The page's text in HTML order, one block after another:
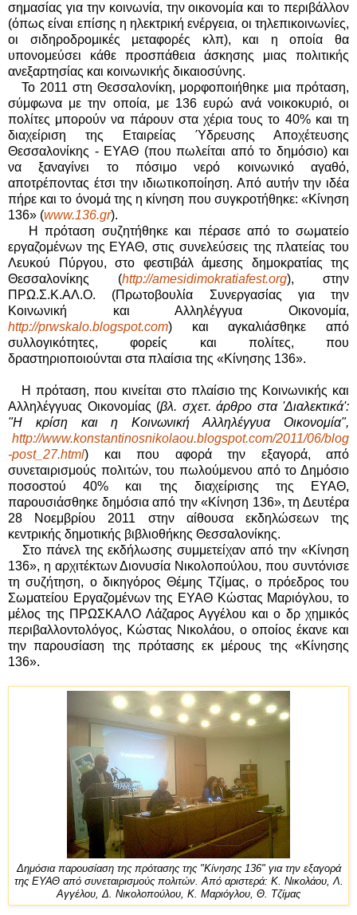
σημασίας για την κοινωνία, την οικονομία και το περιβάλλον
(όπως είναι επίσης η ηλεκτρική ενέργεια, οι τηλεπικοινωνίες,
οι σιδηροδρομικές μεταφορές κλπ), και η οποία θα
υπονομεύσει κάθε προσπάθεια άσκησης μιας πολιτικής
ανεξαρτησίας και κοινωνικής δικαιοσύνης.
Το 2011 στη Θεσσαλονίκη, μορφοποιήθηκε μια πρόταση,
σύμφωνα με την οποία, με 136 ευρώ ανά νοικοκυριό, οι
πολίτες μπορούν να πάρουν στα χέρια τους το 40% και τη
διαχείριση της Εταιρείας Ύδρευσης Αποχέτευσης
Θεσσαλονίκης - ΕΥΑΘ (που πωλείται από το δημόσιο) και
να ξαναγίνει το πόσιμο νερό κοινωνικό αγαθό,
αποτρέποντας έτσι την ιδιωτικοποίηση. Από αυτήν την ιδέα
πήρε και το όνομά της η κίνηση που συγκροτήθηκε: «Κίνηση
136» (www.136.gr).
Η πρόταση συζητήθηκε και πέρασε από το σωματείο
εργαζομένων της ΕΥΑΘ, στις συνελεύσεις της πλατείας του
Λευκού Πύργου, στο φεστιβάλ άμεσης δημοκρατίας της
Θεσσαλονίκης (http://amesidimokratiafest.org), στην
ΠΡΩ.Σ.Κ.ΑΛ.Ο. (Πρωτοβουλία Συνεργασίας για την
Κοινωνική και Αλληλέγγυα Οικονομία,
http://prwskalo.blogspot.com) και αγκαλιάσθηκε από
συλλογικότητες, φορείς και πολίτες, που
δραστηριοποιούνται στα πλαίσια της «Κίνησης 136».
Η πρόταση, που κινείται στο πλαίσιο της Κοινωνικής και
Αλληλέγγυας Οικονομίας (βλ. σχετ. άρθρο στα 'Διαλεκτικά':
"Η κρίση και η Κοινωνική Αλληλέγγυα Οικονομία",
http://www.konstantinosnikolaou.blogspot.com/2011/06/blog
-post_27.html) και που αφορά την εξαγορά, από
συνεταιρισμούς πολιτών, του πωλούμενου από το Δημόσιο
ποσοστού 40% και της διαχείρισης της ΕΥΑΘ,
παρουσιάσθηκε δημόσια από την «Κίνηση 136», τη Δευτέρα
28 Νοεμβρίου 2011 στην αίθουσα εκδηλώσεων της
κεντρικής δημοτικής βιβλιοθήκης Θεσσαλονίκης.
Στο πάνελ της εκδήλωσης συμμετείχαν από την «Κίνηση
136», η αρχιτέκτων Διονυσία Νικολοπούλου, που συντόνισε
τη συζήτηση, ο δικηγόρος Θέμης Τζίμας, ο πρόεδρος του
Σωματείου Εργαζομένων της ΕΥΑΘ Κώστας Μαριόγλου, το
μέλος της ΠΡΩΣΚΑΛΟ Λάζαρος Αγγέλου και ο δρ χημικός
περιβαλλοντολόγος, Κώστας Νικολάου, ο οποίος έκανε και
την παρουσίαση της πρότασης εκ μέρους της «Κίνησης
136».
Δημόσια παρουσίαση της πρότασης της "Κίνησης 136" για την εξαγορά
της ΕΥΑΘ από συνεταιρισμούς πολιτών. Από αριστερά: Κ. Νικολάου, Λ.
Αγγέλου, Δ. Νικολοπούλου, Κ. Μαριόγλου, Θ. Τζίμας